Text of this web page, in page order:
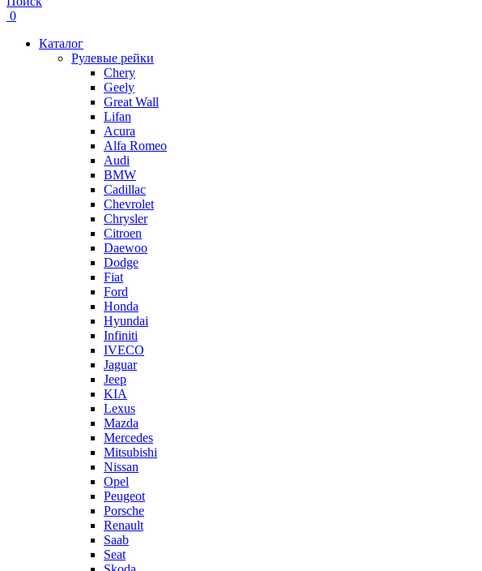
0
Каталог
Рулевые рейки
Chery
Geely
Great Wall
Lifan
Acura
Alfa Romeo
Audi
BMW
Cadillac
Chevrolet
Chrysler
Citroen
Daewoo
Dodge
Fiat
Ford
Honda
Hyundai
Infiniti
IVECO
Jaguar
Jeep
KIA
Lexus
Mazda
Mercedes
Mitsubishi
Nissan
Opel
Peugeot
Porsche
Renault
Saab
Seat